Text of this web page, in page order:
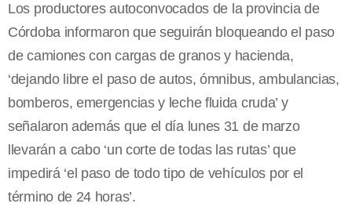
Los productores autoconvocados de la provincia de
Córdoba informaron que seguirán bloqueando el paso
de camiones con cargas de granos y hacienda,
‘dejando libre el paso de autos, ómnibus, ambulancias,
bomberos, emergencias y leche fluida cruda’ y
señalaron además que el día lunes 31 de marzo
llevarán a cabo ‘un corte de todas las rutas’ que
impedirá ‘el paso de todo tipo de vehículos por el
término de 24 horas’.